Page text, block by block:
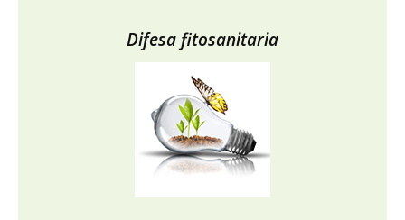
Difesa fitosanitaria